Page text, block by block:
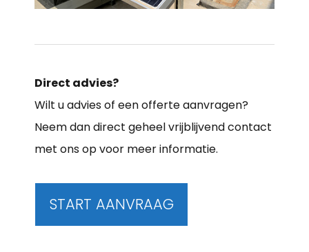
Direct advies?
Wilt u advies of een offerte aanvragen?
Neem dan direct geheel vrijblijvend contact
met ons op voor meer informatie.
START AANVRAAG